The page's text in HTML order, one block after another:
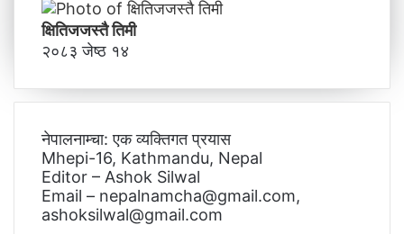
क्षितिजजस्तै तिमी
२०८३ जेष्ठ १४
नेपालनाम्चा: एक व्यक्तिगत प्रयास
Mhepi-16, Kathmandu, Nepal
Editor – Ashok Silwal
Email – nepalnamcha@gmail.com,
ashoksilwal@gmail.com